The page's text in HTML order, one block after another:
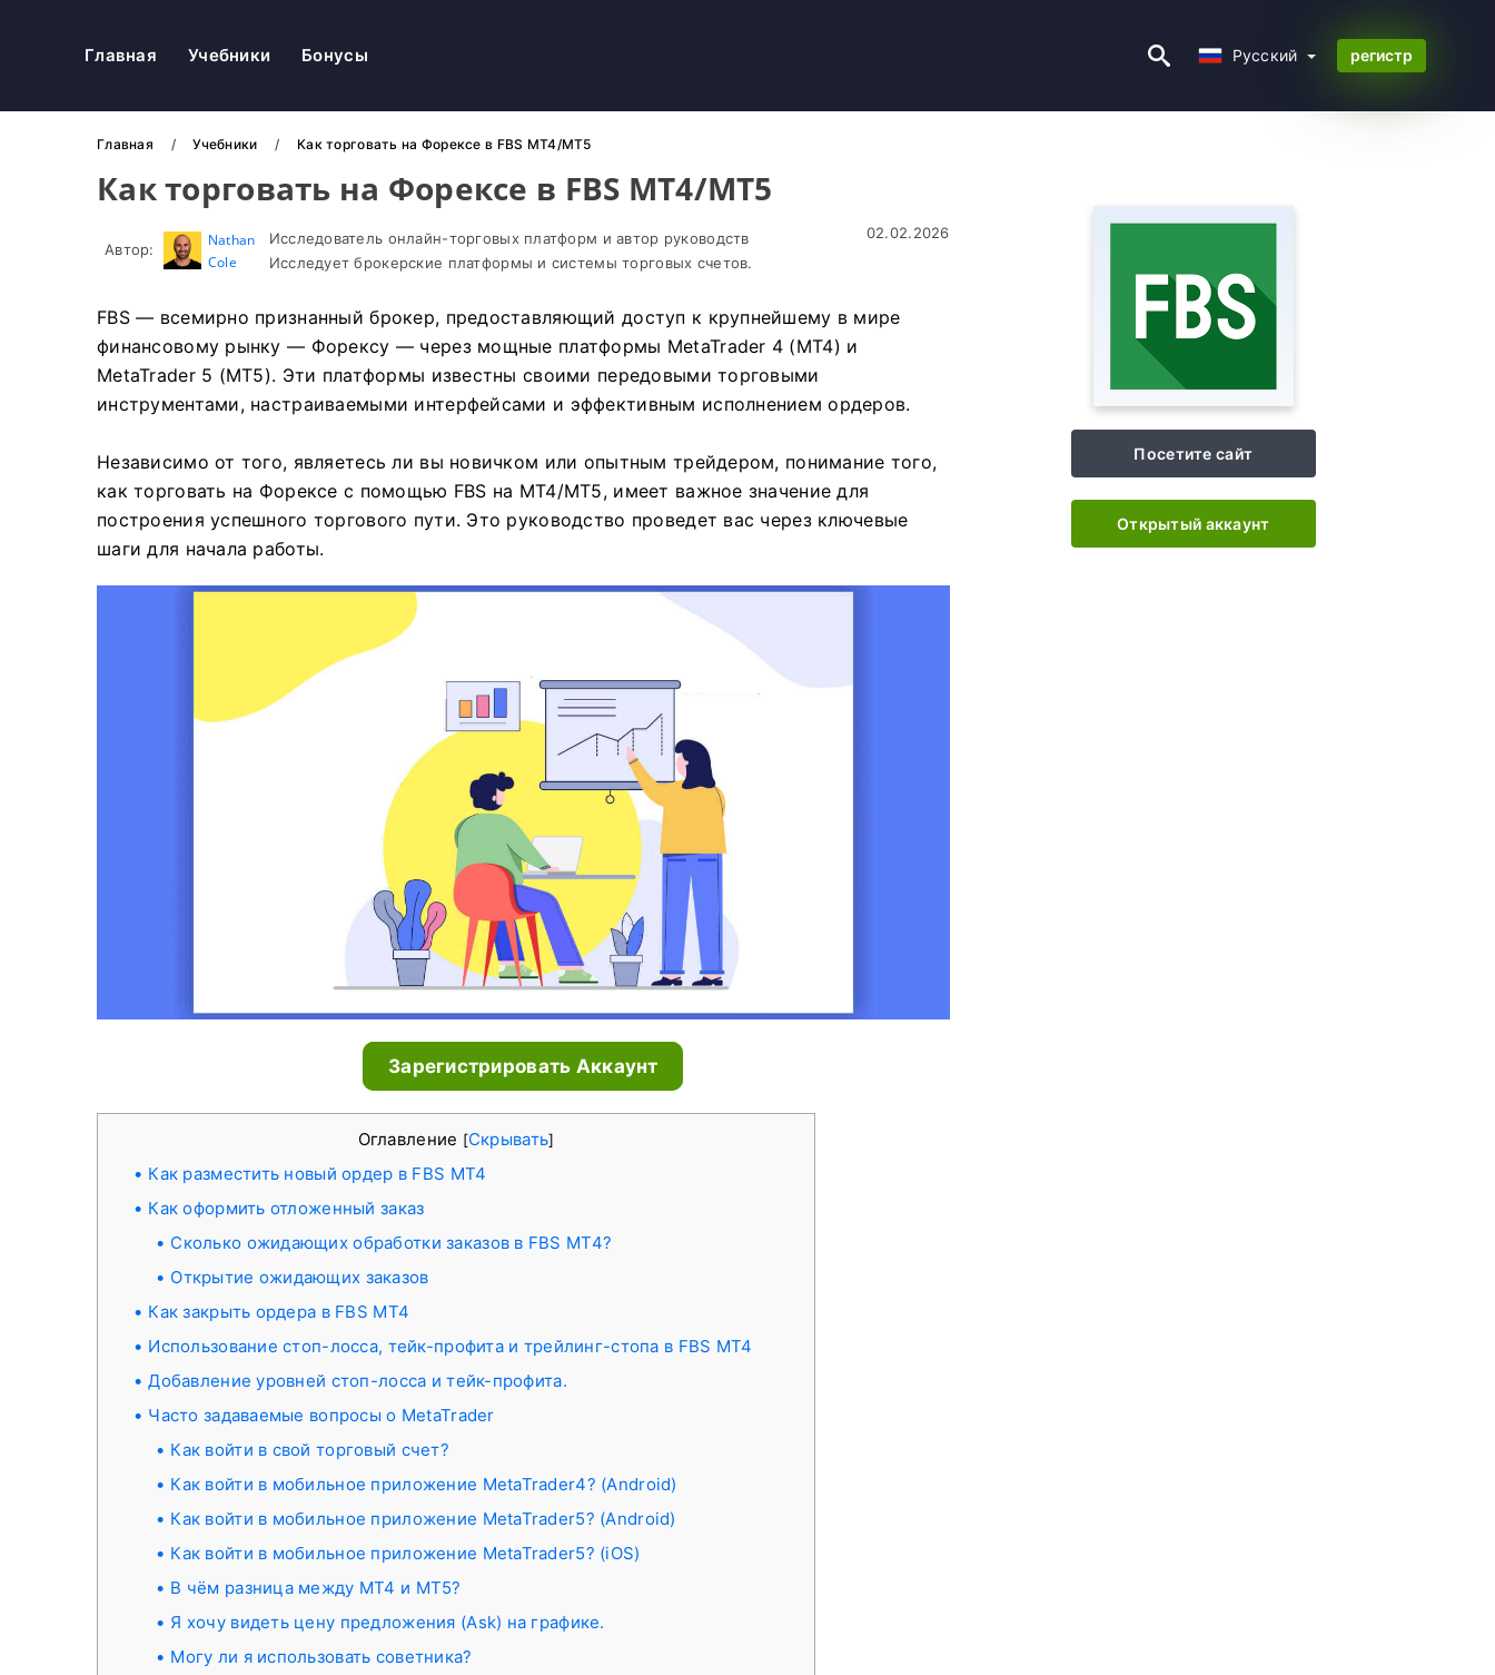
Главная Учебники Бонусы Русский регистр
Главная Учебники Как торговать на Форексе в FBS MT4/MT5
Как торговать на Форексе в FBS MT4/MT5
Автор:
Nathan
Cole
Исследователь онлайн-торговых платформ и автор руководств
Исследует брокерские платформы и системы торговых счетов.
02.02.2026
FBS — всемирно признанный брокер, предоставляющий доступ к крупнейшему в мире
финансовому рынку — Форексу — через мощные платформы MetaTrader 4 (MT4) и
MetaTrader 5 (MT5). Эти платформы известны своими передовыми торговыми
инструментами, настраиваемыми интерфейсами и эффективным исполнением ордеров.
Независимо от того, являетесь ли вы новичком или опытным трейдером, понимание того,
как торговать на Форексе с помощью FBS на MT4/MT5, имеет важное значение для
построения успешного торгового пути. Это руководство проведет вас через ключевые
шаги для начала работы.
Зарегистрировать Аккаунт
Оглавление [Скрывать]
Как разместить новый ордер в FBS MT4
Как оформить отложенный заказ
Сколько ожидающих обработки заказов в FBS MT4?
Открытие ожидающих заказов
Как закрыть ордера в FBS MT4
Использование стоп-лосса, тейк-профита и трейлинг-стопа в FBS MT4
Добавление уровней стоп-лосса и тейк-профита.
Часто задаваемые вопросы о MetaTrader
Как войти в свой торговый счет?
Как войти в мобильное приложение MetaTrader4? (Android)
Как войти в мобильное приложение MetaTrader5? (Android)
Как войти в мобильное приложение MetaTrader5? (iOS)
В чём разница между MT4 и MT5?
Я хочу видеть цену предложения (Ask) на графике.
Могу ли я использовать советника?
Посетите сайт
Открытый аккаунт